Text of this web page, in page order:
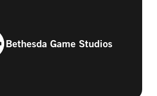
Bethesda Game Studios